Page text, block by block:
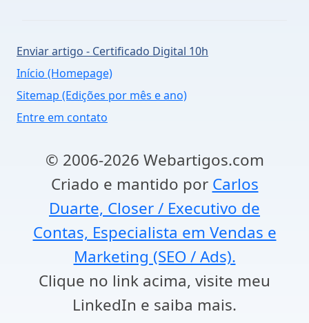
Enviar artigo - Certificado Digital 10h
Início (Homepage)
Sitemap (Edições por mês e ano)
Entre em contato
© 2006-2026 Webartigos.com
Criado e mantido por Carlos
Duarte, Closer / Executivo de
Contas, Especialista em Vendas e
Marketing (SEO / Ads).
Clique no link acima, visite meu
LinkedIn e saiba mais.